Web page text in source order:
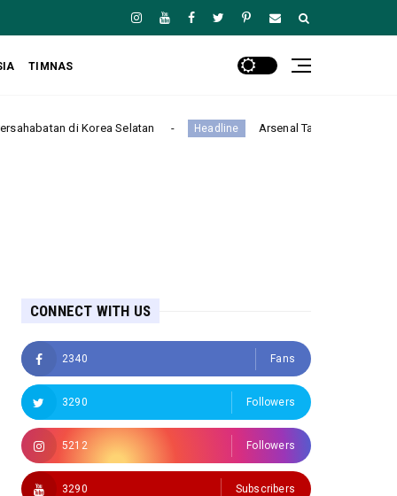
TIMNAS
Selatan Headline Arsenal Takluk 1-3 dari Real Betis dalam Laga
CONNECT WITH US
2340 Fans
3290 Followers
5212 Followers
3290 Subscribers